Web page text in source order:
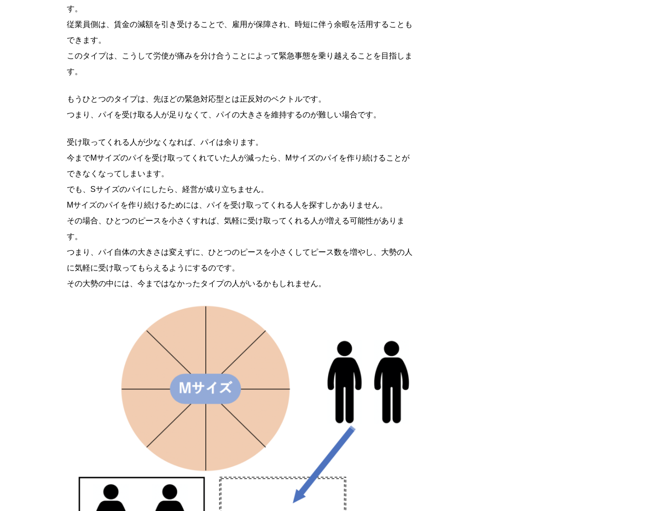
す。
従業員側は、賃金の減額を引き受けることで、雇用が保障され、時短に伴う余暇を活用することも
できます。
このタイプは、こうして労使が痛みを分け合うことによって緊急事態を乗り越えることを目指しま
す。
もうひとつのタイプは、先ほどの緊急対応型とは正反対のベクトルです。
つまり、パイを受け取る人が足りなくて、パイの大きさを維持するのが難しい場合です。
受け取ってくれる人が少なくなれば、パイは余ります。
今までMサイズのパイを受け取ってくれていた人が減ったら、Mサイズのパイを作り続けることが
できなくなってしまいます。
でも、Sサイズのパイにしたら、経営が成り立ちません。
Mサイズのパイを作り続けるためには、パイを受け取ってくれる人を探すしかありません。
その場合、ひとつのピースを小さくすれば、気軽に受け取ってくれる人が増える可能性がありま
す。
つまり、パイ自体の大きさは変えずに、ひとつのピースを小さくしてピース数を増やし、大勢の人
に気軽に受け取ってもらえるようにするのです。
その大勢の中には、今まではなかったタイプの人がいるかもしれません。